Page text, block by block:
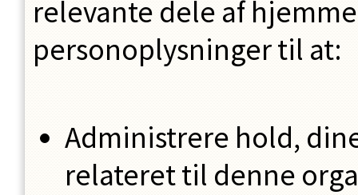
relevante dele af
personoplysninger til at:
Administrere hold,
relateret til denne